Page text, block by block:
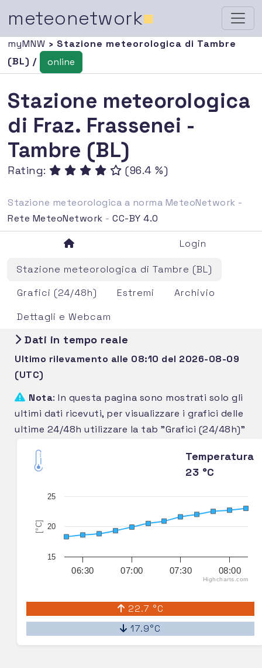
meteonetwork■
myMNW › Stazione meteorologica di Tambre
(BL) /
online
Stazione meteorologica
di Fraz. Frassenei -
Tambre (BL)
Rating: (96.4 %)
Stazione meteorologica a norma MeteoNetwork -
Rete MeteoNetwork -CC-BY 4.0
Login
Stazione meteorologica di Tambre (BL)
Grafici (24/48h)
Estremi
Archivio
Dettagli e Webcam
Dati in tempo reale
Ultimo rilevamento alle 08:10 del 2026-08-09
(UTC)
Nota: In questa pagina sono mostrati solo gli
ultimi dati ricevuti, per visualizzare i grafici delle
ultime 24/48h utilizzare la tab "Grafici (24/48h)"
Temperatura
23 °C
[°C]
06:30 07:00 07:30 08:00
15
20
25
Highcharts.com
22.7 °C
17.9°C